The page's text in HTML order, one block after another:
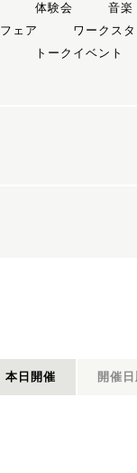
体験会
音楽
フェア
ワークス
トークイベント
本日開催 開催